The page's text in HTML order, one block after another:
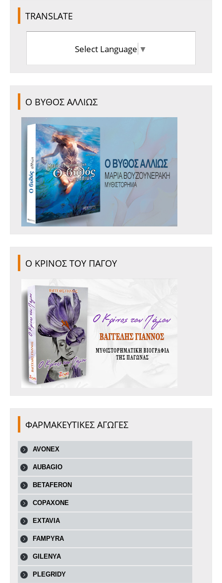
TRANSLATE
Select Language ▼
Ο ΒΥΘΟΣ ΑΛΛΙΩΣ
Ο ΚΡΙΝΟΣ ΤΟΥ ΠΑΓΟΥ
ΦΑΡΜΑΚΕΥΤΙΚΕΣ ΑΓΩΓΕΣ
AVONEX
AUBAGIO
BETAFERON
COPAXONE
EXTAVIA
FAMPYRA
GILENYA
PLEGRIDY